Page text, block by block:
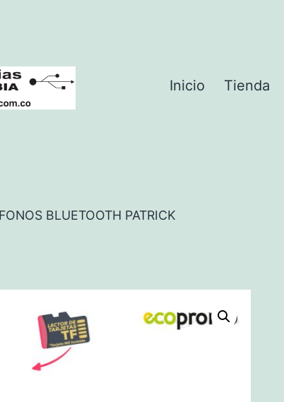
Inicio Tienda
BLUETOOTH PATRICK